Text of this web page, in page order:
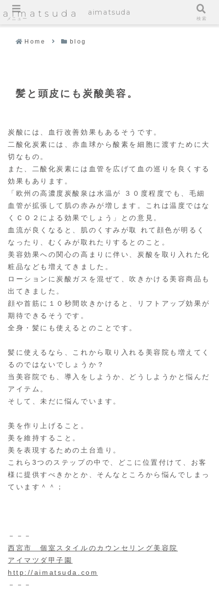
aimatsuda
Home blog
髪と頭皮にも炭酸美容。
炭酸には、血行改善効果もあるそうです。
二酸化炭素には、赤血球から酸素を細胞に渡すために大
切なもの。
また、二酸化炭素には血管を広げて血の巡りを良くする
効果もあります。
「欧州の高濃度炭酸泉は水温が ３０度程度でも、毛細
血管が拡張して肌の赤みが増します。これは温度ではな
くＣＯ２による効果でしょう」との意見。
血流が良くなると、肌のくすみが取 れて顔色が明るく
なったり、むくみが取れたりするとのこと。
美容効果への関心の高まりに伴い、炭酸を取り入れた化
粧品なども増えてきました。
ローションに炭酸ガスを混ぜて、吹きかける美容商品も
出てきました。
顔や首筋に１０秒間吹きかけると、リフトアップ効果が
期待できるそうです。
全身・髪にも使えるとのことです。
髪に使えるなら、これから取り入れる美容院も増えてく
るのではないでしょうか？
当美容院でも、導入をしようか、どうしようかと悩んだ
アイテム。
そして、未だに悩んでいます。
美を作り上げること。
美を維持すること。
美を表現するための土台造り。
これら3つのステップの中で、どこに位置付けて、お客
様に提供すべきかとか、そんなところから悩んでしまっ
ています＾＾；
－－－
西宮市 個室スタイルのカウンセリング美容院
アイマツダ甲子園
http://aimatsuda.com
－－－
メニュー
aimatsuda
検索